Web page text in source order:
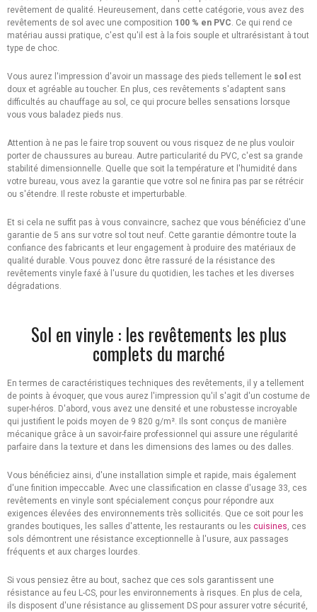
revêtement de qualité. Heureusement, dans cette catégorie, vous avez des
revêtements de sol avec une composition 100 % en PVC . Ce qui rend ce
matériau aussi pratique, c'est qu'il est à la fois souple et ultrarésistant à tout
type de choc.
Vous aurez l'impression d'avoir un massage des pieds tellement le sol est
doux et agréable au toucher. En plus, ces revêtements s'adaptent sans
difficultés au chauffage au sol, ce qui procure belles sensations lorsque
vous vous baladez pieds nus.
Attention à ne pas le faire trop souvent ou vous risquez de ne plus vouloir
porter de chaussures au bureau. Autre particularité du PVC, c'est sa grande
stabilité dimensionnelle. Quelle que soit la température et l'humidité dans
votre bureau, vous avez la garantie que votre sol ne finira pas par se rétrécir
ou s'étendre. Il reste robuste et imperturbable.
Et si cela ne suffit pas à vous convaincre, sachez que vous bénéficiez d'une
garantie de 5 ans sur votre sol tout neuf. Cette garantie démontre toute la
confiance des fabricants et leur engagement à produire des matériaux de
qualité durable. Vous pouvez donc être rassuré de la résistance des
revêtements vinyle faxé à l'usure du quotidien, les taches et les diverses
dégradations.
Sol en vinyle : les revêtements les plus
complets du marché
En termes de caractéristiques techniques des revêtements, il y a tellement
de points à évoquer, que vous aurez l'impression qu'il s'agit d'un costume de
super-héros. D'abord, vous avez une densité et une robustesse incroyable
qui justifient le poids moyen de 9 820 g/m². Ils sont conçus de manière
mécanique grâce à un savoir-faire professionnel qui assure une régularité
parfaire dans la texture et dans les dimensions des lames ou des dalles.
Vous bénéficiez ainsi, d'une installation simple et rapide, mais également
d'une finition impeccable. Avec une classification en classe d'usage 33, ces
revêtements en vinyle sont spécialement conçus pour répondre aux
exigences élevées des environnements très sollicités. Que ce soit pour les
grandes boutiques, les salles d'attente, les restaurants ou les cuisines , ces
sols démontrent une résistance exceptionnelle à l'usure, aux passages
fréquents et aux charges lourdes.
Si vous pensiez être au bout, sachez que ces sols garantissent une
résistance au feu L-CS, pour les environnements à risques. En plus de cela,
ils disposent d'une résistance au glissement DS pour assurer votre sécurité,